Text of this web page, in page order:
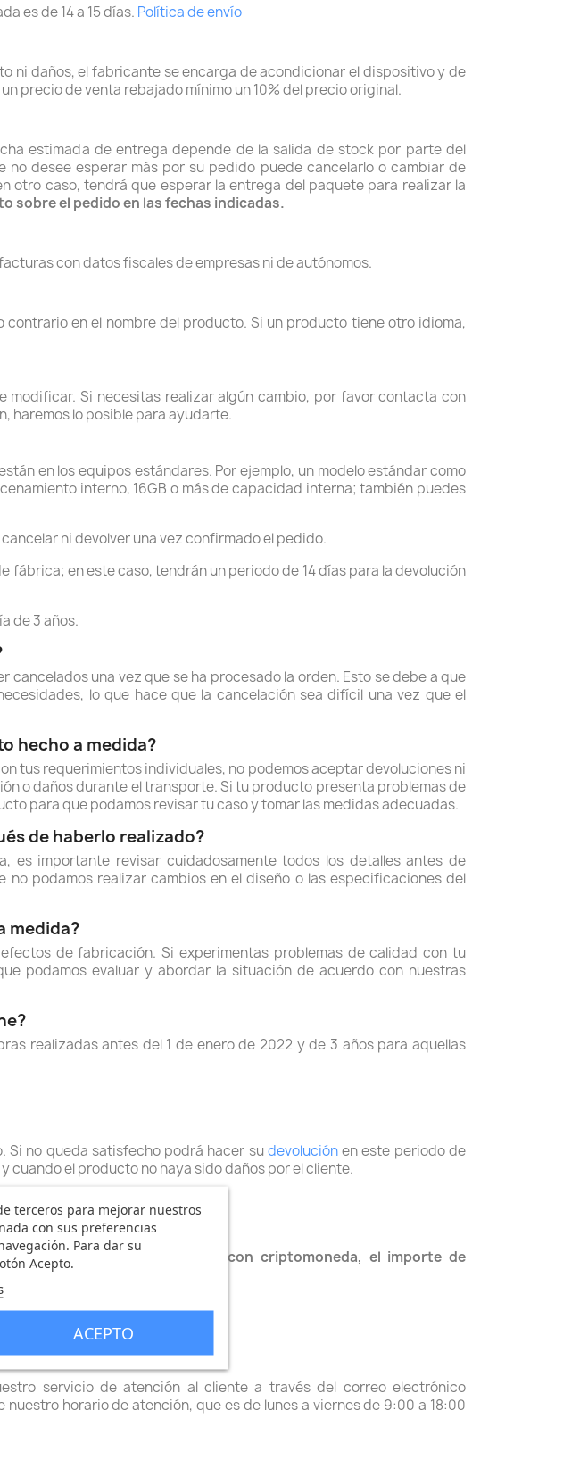
es de 14 a 15 días. Política de envío
ni daños, el fabricante se encarga de acondicionar el dispositivo y de
precio de venta rebajado mínimo un 10% del precio original.
estimada de entrega depende de la salida de stock por parte del
desee esperar más por su pedido puede cancelarlo o cambiar de
otro caso, tendrá que esperar la entrega del paquete para realizar la
sobre el pedido en las fechas indicadas.
con datos fiscales de empresas ni de autónomos.
en el nombre del producto. Si un producto tiene otro idioma,
Si necesitas realizar algún cambio, por favor contacta con
haremos lo posible para ayudarte.
en los equipos estándares. Por ejemplo, un modelo estándar como
interno, 16GB o más de capacidad interna; también puedes
ni devolver una vez confirmado el pedido.
fábrica; en este caso, tendrán un periodo de 14 días para la devolución
de 3 años.
una vez que se ha procesado la orden. Esto se debe a que
lo que hace que la cancelación sea difícil una vez que el
hecho a medida?
tus requerimientos individuales, no podemos aceptar devoluciones ni
o daños durante el transporte. Si tu producto presenta problemas de
para que podamos revisar tu caso y tomar las medidas adecuadas.
de haberlo realizado?
importante revisar cuidadosamente todos los detalles antes de
podamos realizar cambios en el diseño o las especificaciones del
medida?
de fabricación. Si experimentas problemas de calidad con tu
podamos evaluar y abordar la situación de acuerdo con nuestras
realizadas antes del 1 de enero de 2022 y de 3 años para aquellas
Si no queda satisfecho podrá hacer sudevoluciónen este periodo de
cuando el producto no haya sido daños por el cliente.
de cliente.
a particulares. Si ha pagado con criptomoneda, el importe de
commerce.
servicio de atención al cliente a través del correo electrónico
horario de atención, que es de lunes a viernes de 9:00 a 18:00
terceros para mejorar nuestros
con sus preferencias
Para dar su
Acepto.
ACEPTO